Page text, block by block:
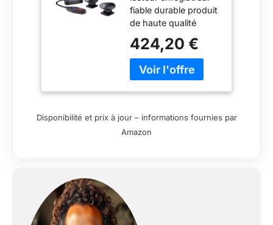
Moto MiVue
M760D
fiable durable produit
de haute qualité
424,20 €
Disponibilité et prix à jour – informations fournies par
Amazon